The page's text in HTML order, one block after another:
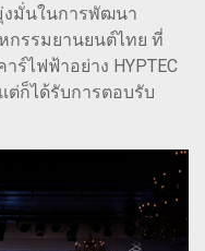
งมั่นในการพัฒนา
กรรมยานยนต์ไทย ที่
ร์ไฟฟ้าอย่าง HYPTEC
ต่ก็ได้รับการตอบรับ